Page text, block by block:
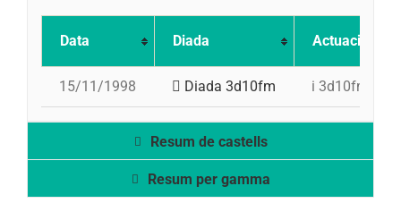
Data Diada Actuació
15/11/1998 Diada 3d10fm i 3d10fm,
Resum de castells
Resum per gamma